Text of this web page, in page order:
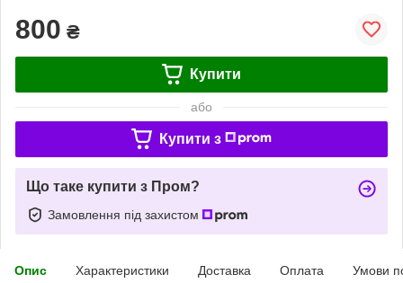
800 ₴
Купити
або
Купити з
Що таке купити з Пром?
Замовлення під захистом
Опис Характеристики Доставка Оплата Умови